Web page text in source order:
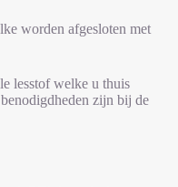
worden afgesloten met
lesstof welke u thuis
zijn bij de